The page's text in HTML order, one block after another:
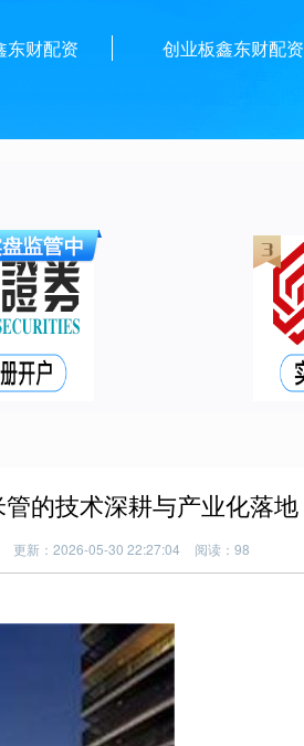
东财配资 创业板鑫东财配资
的技术深耕与产业化落地
更新：2026-05-30 22:27:04 阅读：98